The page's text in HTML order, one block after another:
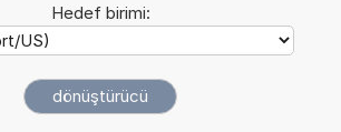
Hedef birimi: